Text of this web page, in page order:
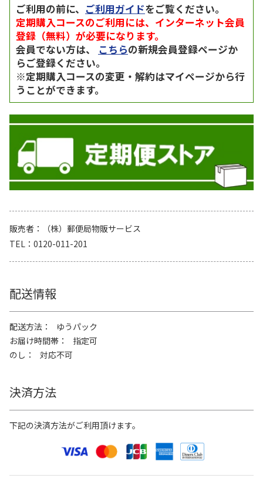
ご利用の前に、 ご利用ガイドをご覧ください。
定期購入コースのご利用には、インターネット会員
登録（無料）が必要になります。
会員でない方は、 こちらの新規会員登録ページか
らご登録ください。
※定期購入コースの変更・解約はマイページから行
うことができます。
販売者
（株）郵便局物販サービス
TEL
0120-011-201
配送情報
配送方法
ゆうパック
お届け時間帯
指定可
のし
対応不可
決済方法
下記の決済方法がご利用頂けます。